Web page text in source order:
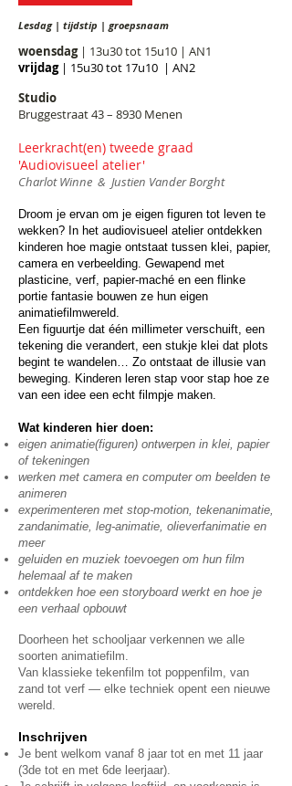
Lesdag | tijdstip | groepsnaam
woensdag| 13u30 tot 15u10 | AN1
vrijdag| 15u30 tot 17u10 | AN2
Studio
Bruggestraat 43 – 8930 Menen
Leerkracht(en) tweede graad
'Audiovisueel atelier'
Charlot Winne & Justien Vander Borght
Droom je ervan om je eigen figuren tot leven te
wekken? In het audiovisueel atelier ontdekken
kinderen hoe magie ontstaat tussen klei, papier,
camera en verbeelding. Gewapend met
plasticine, verf, papier-maché en een flinke
portie fantasie bouwen ze hun eigen
animatiefilmwereld.
Een figuurtje dat één millimeter verschuift, een
tekening die verandert, een stukje klei dat plots
begint te wandelen… Zo ontstaat de illusie van
beweging. Kinderen leren stap voor stap hoe ze
van een idee een echt filmpje maken.
Wat kinderen hier doen:
eigen animatie(figuren) ontwerpen in klei, papier
of tekeningen
werken met camera en computer om beelden te
animeren
experimenteren met stop-motion, tekenanimatie,
zandanimatie, leg-animatie, olieverfanimatie en
meer
geluiden en muziek toevoegen om hun film
helemaal af te maken
ontdekken hoe een storyboard werkt en hoe je
een verhaal opbouwt
Doorheen het schooljaar verkennen we alle
soorten animatiefilm.
Van klassieke tekenfilm tot poppenfilm, van
zand tot verf — elke techniek opent een nieuwe
wereld.
Inschrijven
Je bent welkom vanaf 8 jaar tot en met 11 jaar
(3de tot en met 6de leerjaar).